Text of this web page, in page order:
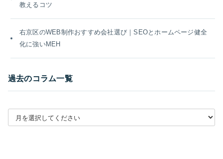
教えるコツ
右京区のWEB制作おすすめ会社選び｜SEOとホームページ健全
化に強いMEH
過去のコラム一覧
月別アーカイブを選択